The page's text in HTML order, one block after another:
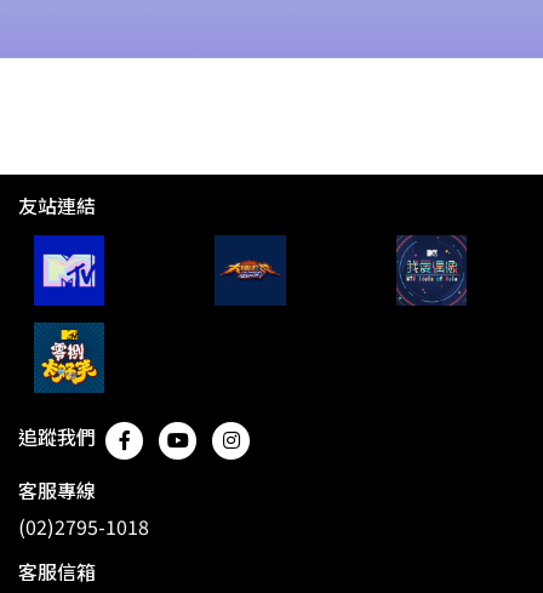
友站連結
追蹤我們
客服專線
(02)2795-1018
客服信箱